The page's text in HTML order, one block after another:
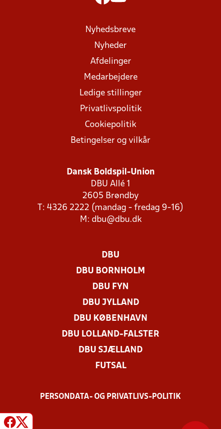
Nyhedsbreve
Nyheder
Afdelinger
Medarbejdere
Ledige stillinger
Privatlivspolitik
Cookiepolitik
Betingelser og vilkår
Dansk Boldspil-Union
DBU Allé 1
2605 Brøndby
T: 4326 2222 (mandag - fredag 9-16)
M: dbu@dbu.dk
DBU
DBU BORNHOLM
DBU FYN
DBU JYLLAND
DBU KØBENHAVN
DBU LOLLAND-FALSTER
DBU SJÆLLAND
FUTSAL
PERSONDATA- OG PRIVATLIVS-POLITIK